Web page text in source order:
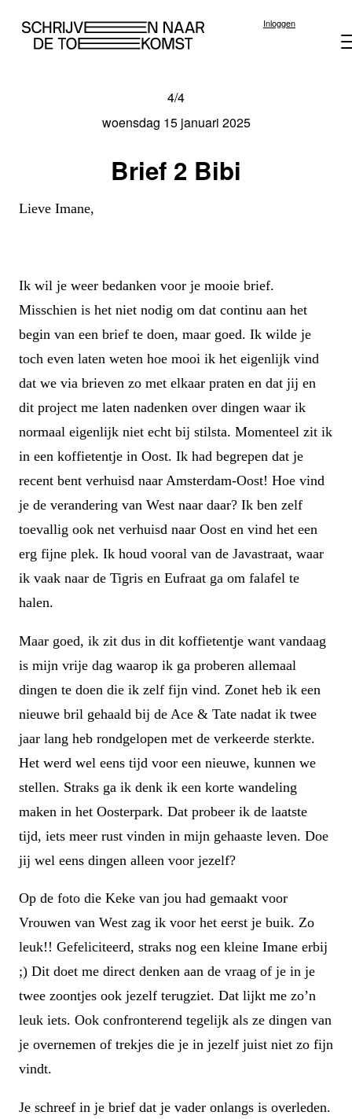
Inloggen
4/4
woensdag 15 januari 2025
Brief 2 Bibi
Lieve Imane,
Ik wil je weer bedanken voor je mooie brief.
Misschien is het niet nodig om dat continu aan het
begin van een brief te doen, maar goed. Ik wilde je
toch even laten weten hoe mooi ik het eigenlijk vind
dat we via brieven zo met elkaar praten en dat jij en
dit project me laten nadenken over dingen waar ik
normaal eigenlijk niet echt bij stilsta. Momenteel zit ik
in een koffietentje in Oost. Ik had begrepen dat je
recent bent verhuisd naar Amsterdam-Oost! Hoe vind
je de verandering van West naar daar? Ik ben zelf
toevallig ook net verhuisd naar Oost en vind het een
erg fijne plek. Ik houd vooral van de Javastraat, waar
ik vaak naar de Tigris en Eufraat ga om falafel te
halen.
Maar goed, ik zit dus in dit koffietentje want vandaag
is mijn vrije dag waarop ik ga proberen allemaal
dingen te doen die ik zelf fijn vind. Zonet heb ik een
nieuwe bril gehaald bij de Ace & Tate nadat ik twee
jaar lang heb rondgelopen met de verkeerde sterkte.
Het werd wel eens tijd voor een nieuwe, kunnen we
stellen. Straks ga ik denk ik een korte wandeling
maken in het Oosterpark. Dat probeer ik de laatste
tijd, iets meer rust vinden in mijn gehaaste leven. Doe
jij wel eens dingen alleen voor jezelf?
Op de foto die Keke van jou had gemaakt voor
Vrouwen van West zag ik voor het eerst je buik. Zo
leuk!! Gefeliciteerd, straks nog een kleine Imane erbij
;) Dit doet me direct denken aan de vraag of je in je
twee zoontjes ook jezelf terugziet. Dat lijkt me zo’n
leuk iets. Ook confronterend tegelijk als ze dingen van
je overnemen of trekjes die je in jezelf juist niet zo fijn
vindt.
Je schreef in je brief dat je vader onlangs is overleden.